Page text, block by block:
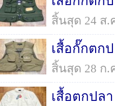
สิ้นสุด 24 ส.
เสื้อกั๊กตก
สิ้นสุด 28 ก.
เสื้อตกปลา